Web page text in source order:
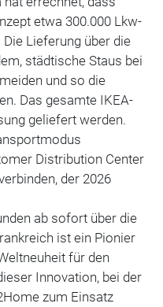
etwa 300.000 Lkw-
Lieferung über die
städtische Staus bei
und so die
Das gesamte IKEA-
geliefert werden.
Distribution Center
der 2026
ab sofort über die
ist ein Pionier
für den
Innovation, bei der
zum Einsatz